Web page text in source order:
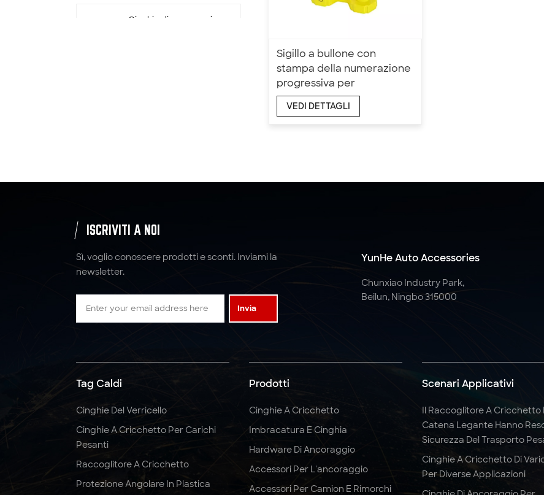
Sigillo a bullone con
stampa della numerazione
progressiva per
contenitori di carico e
rimorchi di camion
VEDI DETTAGLI
Cinghie di ancoraggio
a cricchetto cinghie in
in fettuccia per
imbracatura di
di sollevamento tonda
Cinghie a cricchetto
da 2" x 10000 LBS x 27
ISCRIVITI A NOI
Sì, voglio conoscere prodotti e sconti. Inviami la
newsletter.
Invia
YunHe Auto Accessories
Chunxiao Industry Park,
Beilun, Ningbo 315000
Tag Caldi
Cinghie Del Verricello
Cinghie A Cricchetto Per Carichi
Pesanti
Raccoglitore A Cricchetto
Protezione Angolare In Plastica
Prodotti
Cinghie A Cricchetto
Imbracatura E Cinghia
Hardware Di Ancoraggio
Accessori Per L'ancoraggio
Accessori Per Camion E Rimorchi
Scenari Applicativi
Il Raccoglitore A Cricchetto
Catena Legante Hanno
Sicurezza Del Trasporto
Cinghie A Cricchetto Di
Per Diverse Applicazioni